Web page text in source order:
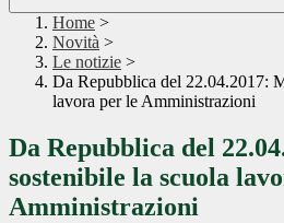
Home >
Novità >
Le notizie >
Da Repubblica del 22.04.2017:
lavora per le Amministrazioni
Da Repubblica del
sostenibile la scuola
Amministrazioni